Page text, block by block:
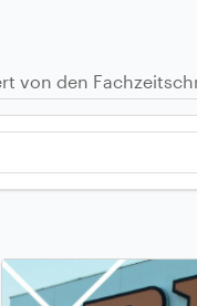
von den